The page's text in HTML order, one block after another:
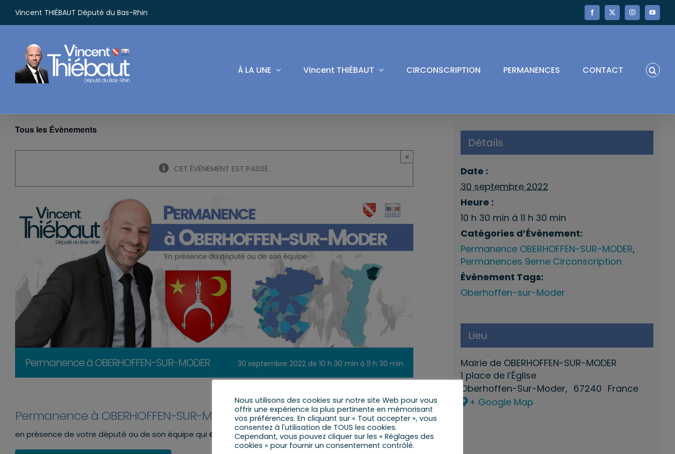
contenu
Vincent THIÉBAUT Député du Bas-Rhin Facebook
X InstagramYouTube
À LA UNE Vincent THIÉBAUT CIRCONSCRIPTION PERMANENCES CONTACT
Tous les Évènements
CET ÉVÈNEMENT EST PASSÉ.
×
Permanence à OBERHOFFEN-SUR-MODER 30 septembre 2022 de 10 h 30 min à11 h 30 min
Permanence à OBERHOFFEN-SUR-MODER
en présence de votre député ou de son équipe qui aura lieu à la Mairie d’Oberhoffen-Sur-Moder
Détails
Date :
30 septembre 2022
Heure :
10 h 30 min à 11 h 30 min
Catégories d’Évènement:
Permanence OBERHOFFEN-SUR-MODER,
Permanences 9eme Circonscription
Évènement Tags:
Oberhoffen-sur-Moder
Lieu
Mairie de OBERHOFFEN-SUR-MODER
1 place de l’Église
Oberhoffen-Sur-Moder, 67240 France
+ Google Map
Nous utilisons des cookies sur notre site Web pour vous
offrir une expérience la plus pertinente en mémorisant
vos préférences. En cliquant sur « Tout accepter », vous
consentez à l'utilisation de TOUS les cookies.
Cependant, vous pouvez cliquer sur les « Réglages des
cookies » pour fournir un consentement contrôlé.